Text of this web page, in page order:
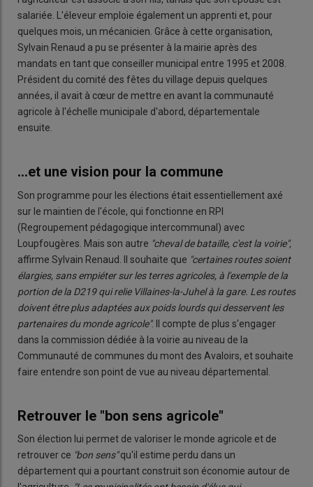
salariée. L'éleveur emploie également un apprenti et, pour
quelques mois, un mécanicien. Grâce à cette organisation,
Sylvain Renaud a pu se présenter à la mairie après des
mandats en tant que conseiller municipal entre 1995 et 2008.
Président du comité des fêtes du village depuis quelques
années, il avait à cœur de mettre en avant la communauté
agricole à l'échelle municipale d'abord, départementale
ensuite.
...et une vision pour la commune
Son programme pour les élections était essentiellement axé
sur le maintien de l'école, qui fonctionne en RPI
(Regroupement pédagogique intercommunal) avec
Loupfougères. Mais son autre "cheval de bataille, c'est la voirie",
affirme Sylvain Renaud. Il souhaite que "certaines routes soient
élargies, sans empiéter sur les terres agricoles, à l'exemple de la
portion de la D219 qui relie Villaines-la-Juhel à la gare. Les routes
doivent être plus adaptées aux poids lourds qui desservent les
partenaires du monde agricole". Il compte de plus s'engager
dans la commission dédiée à la voirie au niveau de la
Communauté de communes du mont des Avaloirs, et souhaite
faire entendre son point de vue au niveau départemental.
Retrouver le "bon sens agricole"
Son élection lui permet de valoriser le monde agricole et de
retrouver ce "bon sens"qu'il estime perdu dans un
département qui a pourtant construit son économie autour de